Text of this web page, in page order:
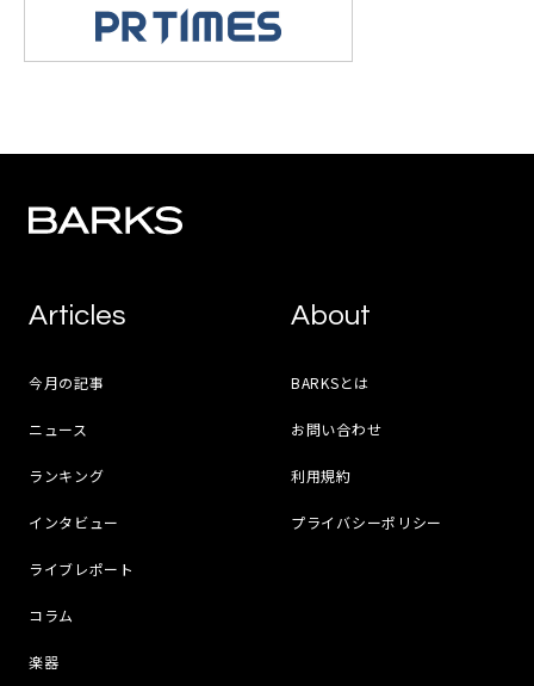
Articles
今月の記事
ニュース
ランキング
インタビュー
ライブレポート
コラム
楽器
About
BARKSとは
お問い合わせ
利用規約
プライバシーポリシー